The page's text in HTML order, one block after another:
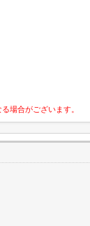
場合がございます。